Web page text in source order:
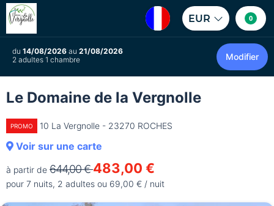
EUR 0
du 14/08/2026 au 21/08/2026
2 adultes 1 chambre
Modifier
Le Domaine de la Vergnolle
PROMO 10 La Vergnolle - 23270 ROCHES
Voir sur une carte
à partir de 644,00 €483,00 €
pour 7 nuits, 2 adultes ou 69,00 € / nuit